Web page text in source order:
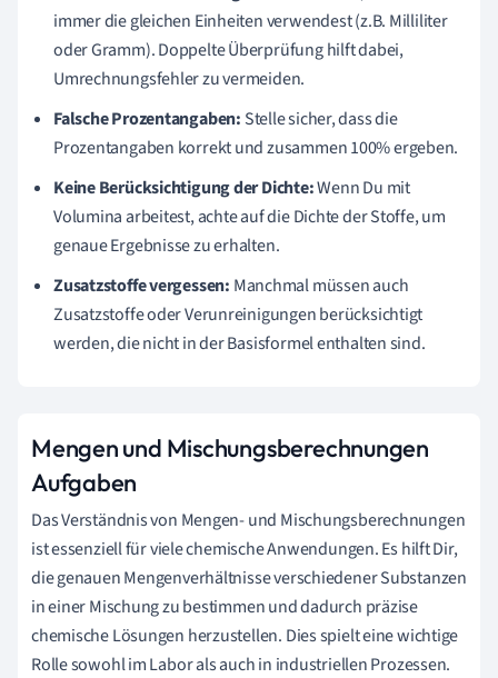
immer die gleichen Einheiten verwendest (z.B. Milliliter
oder Gramm). Doppelte Überprüfung hilft dabei,
Umrechnungsfehler zu vermeiden.
Falsche Prozentangaben: Stelle sicher, dass die
Prozentangaben korrekt und zusammen 100% ergeben.
Keine Berücksichtigung der Dichte:Wenn Du mit
Volumina arbeitest, achte auf die Dichte der Stoffe, um
genaue Ergebnisse zu erhalten.
Zusatzstoffe vergessen: Manchmal müssen auch
Zusatzstoffe oder Verunreinigungen berücksichtigt
werden, die nicht in der Basisformel enthalten sind.
Mengen und Mischungsberechnungen
Aufgaben
Das Verständnis von Mengen- und Mischungsberechnungen
ist essenziell für viele chemische Anwendungen. Es hilft Dir,
die genauen Mengenverhältnisse verschiedener Substanzen
in einer Mischung zu bestimmen und dadurch präzise
chemische Lösungen herzustellen. Dies spielt eine wichtige
Rolle sowohl im Labor als auch in industriellen Prozessen.